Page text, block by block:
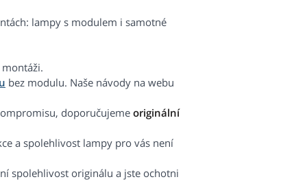
lampy s modulem i samotné
bez modulu. Naše návody na webu
doporučujeme originální
a spolehlivost lampy pro vás není
spolehlivost originálu a jste ochotni